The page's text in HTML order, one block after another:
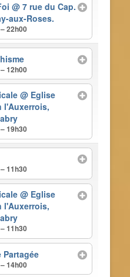
@ 7 rue du Cap.
aux-Roses.
22h00
12h00
@ Eglise
l'Auxerrois,
19h30
11h30
@ Eglise
l'Auxerrois,
11h30
Partagée
14h00